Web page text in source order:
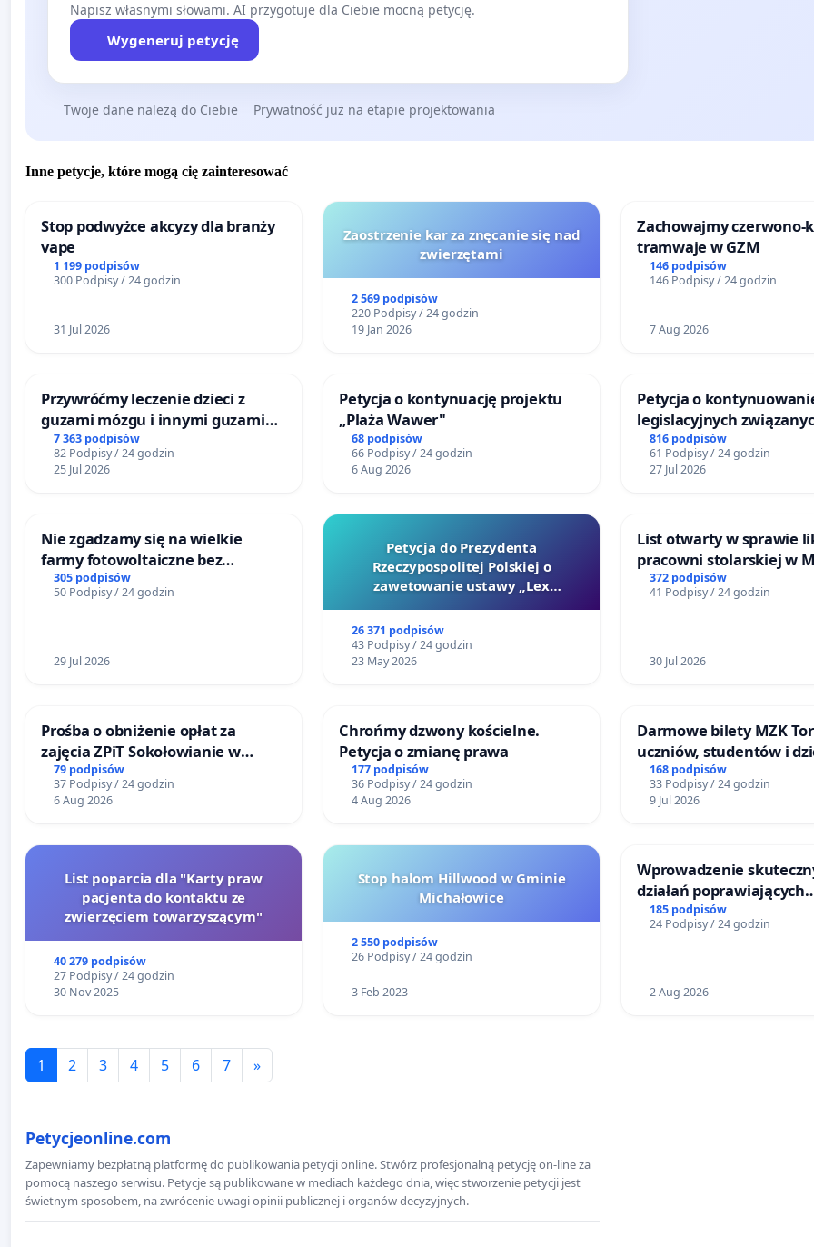
Napisz własnymi słowami. AI przygotuje dla Ciebie mocną petycję.
Wygeneruj petycję
Twoje dane należą do Ciebie Prywatność już na etapie projektowania
Inne petycje, które mogą cię zainteresować
Stop podwyżce akcyzy dla branży
vape
1 199 podpisów
300 Podpisy / 24 godzin
31 Jul 2026
Zaostrzenie kar za znęcanie się nad
zwierzętami
2 569 podpisów
220 Podpisy / 24 godzin
19 Jan 2026
Zachowajmy czerwono-
tramwaje w GZM
146 podpisów
146 Podpisy / 24 godzin
7 Aug 2026
Przywróćmy leczenie dzieci z
guzami mózgu i innymi guzami
litymi do Górnośląskiego
Centrum Zdrowia Dziecka w
Katowicach
7 363 podpisów
82 Podpisy / 24 godzin
25 Jul 2026
Petycja o kontynuację projektu
„Plaża Wawer"
68 podpisów
66 Podpisy / 24 godzin
6 Aug 2026
Petycja o
legislacyjnych
reformą prawa
816 podpisów
61 Podpisy / 24 godzin
27 Jul 2026
Nie zgadzamy się na wielkie
farmy fotowoltaiczne bez
rzetelnych analiz i akceptacji
mieszkańców
305 podpisów
50 Podpisy / 24 godzin
29 Jul 2026
Petycja do Prezydenta
Rzeczypospolitej Polskiej o
zawetowanie ustawy „Lex
26 371 podpisów
43 Podpisy / 24 godzin
23 May 2026
List otwarty w sprawie
pracowni stolarskiej w
Teatrze Miniatura w
372 podpisów
41 Podpisy / 24 godzin
30 Jul 2026
Prośba o obniżenie opłat za
zajęcia ZPiT Sokołowianie w
Sokołowskim Ośrodku Kultury
79 podpisów
37 Podpisy / 24 godzin
6 Aug 2026
Chrońmy dzwony kościelne.
Petycja o zmianę prawa
177 podpisów
36 Podpisy / 24 godzin
4 Aug 2026
Darmowe bilety MZK
uczniów, studentów i
168 podpisów
33 Podpisy / 24 godzin
9 Jul 2026
List poparcia dla "Karty praw
pacjenta do kontaktu ze
zwierzęciem towarzyszącym"
40 279 podpisów
27 Podpisy / 24 godzin
30 Nov 2025
Stop halom Hillwood w Gminie
Michałowice
2 550 podpisów
26 Podpisy / 24 godzin
3 Feb 2023
Wprowadzenie
działań poprawiających
bezpieczeństwo na ulicy
Żeromskiego w Otwocku
185 podpisów
24 Podpisy / 24 godzin
2 Aug 2026
1 2 3 4 5 6 7 »
Petycjeonline.com
Zapewniamy bezpłatną platformę do publikowania petycji online. Stwórz profesjonalną petycję on-line za
pomocą naszego serwisu. Petycje są publikowane w mediach każdego dnia, więc stworzenie petycji jest
świetnym sposobem, na zwrócenie uwagi opinii publicznej i organów decyzyjnych.